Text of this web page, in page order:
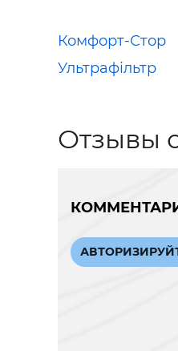
Комфорт-Стор
Ультрафільтр
Отзывы